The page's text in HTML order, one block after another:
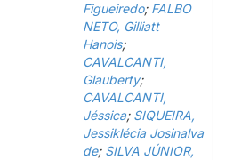
Figueiredo; FALBO
NETO, Gilliatt
Hanois;
CAVALCANTI,
Glauberty;
CAVALCANTI,
Jéssica; SIQUEIRA,
Jessiklécia Josinalva
de; SILVA JÚNIOR,